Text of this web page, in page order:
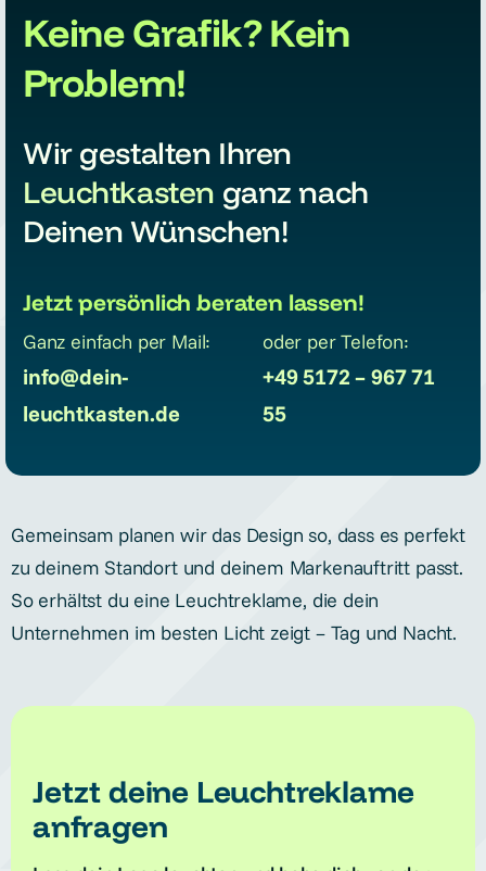
Keine Grafik? Kein
Problem!
Wir gestalten Ihren
Leuchtkasten ganz nach
Deinen Wünschen!
Jetzt persönlich beraten lassen!
Ganz einfach per Mail:
info@dein-
leuchtkasten.de
oder per Telefon:
+49 5172 – 967 71
55
Gemeinsam planen wir das Design so, dass es perfekt
zu deinem Standort und deinem Markenauftritt passt.
So erhältst du eine Leuchtreklame, die dein
Unternehmen im besten Licht zeigt – Tag und Nacht.
Jetzt deine Leuchtreklame
anfragen